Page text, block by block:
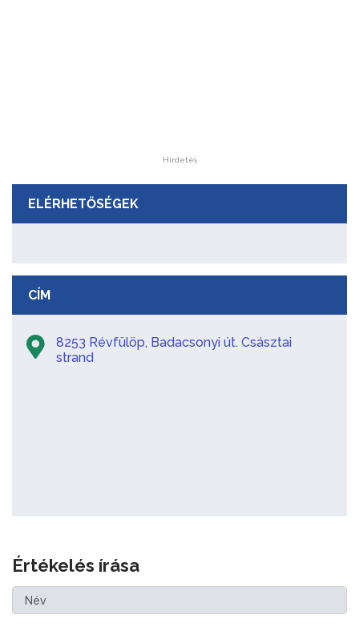
Hirdetés
ELÉRHETŐSÉGEK
CÍM
8253 Révfülöp, Badacsonyi út. Császtai
strand
Értékelés írása